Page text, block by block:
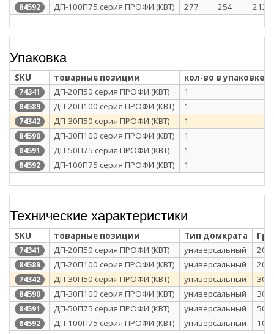
84592 ДП-100П75 серия ПРОФИ (КВТ) 277 254 212
Упаковка
SKU товарные позиции кол-во в упаковке
74341 ДП-20П50 серия ПРОФИ (КВТ) 1
84589 ДП-20П100 серия ПРОФИ (КВТ) 1
74342 ДП-30П50 серия ПРОФИ (КВТ) 1
84590 ДП-30П100 серия ПРОФИ (КВТ) 1
84591 ДП-50П75 серия ПРОФИ (КВТ) 1
84592 ДП-100П75 серия ПРОФИ (КВТ) 1
Технические характеристики
SKU товарные позиции Тип домкрата
74341 ДП-20П50 серия ПРОФИ (КВТ) универсальный 20
84589 ДП-20П100 серия ПРОФИ (КВТ) универсальный 20
74342 ДП-30П50 серия ПРОФИ (КВТ) универсальный 30
84590 ДП-30П100 серия ПРОФИ (КВТ) универсальный 30
84591 ДП-50П75 серия ПРОФИ (КВТ) универсальный 50
84592 ДП-100П75 серия ПРОФИ (КВТ) универсальный 100